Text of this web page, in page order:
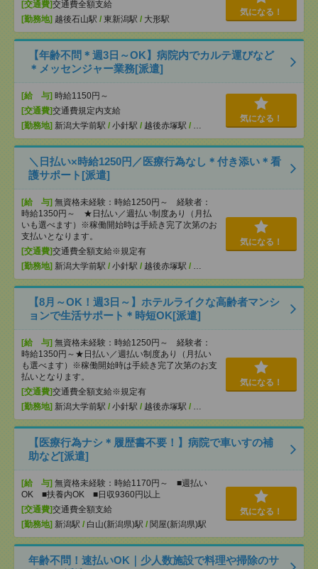
[交通費]交通費全額支給
[勤務地] 越後石山駅 / 東新潟駅 / 大形駅
気になる！
【年齢不問＊週3日～OK】病院内でカルテ運びなど
＊メッセンジャー業務[派遣]
[給 与] 時給1150円～
[交通費]交通費規定内支給
[勤務地] 新潟大学前駅 / 小針駅 / 越後赤塚駅 / …
気になる！
＼日払い×時給1250円／医療行為なし＊付き添い＊看
護サポート[派遣]
[給 与] 無資格未経験：時給1250円～ 経験者：
時給1350円～ ★日払い／週払い制度あり（月払
いも選べます）※稼働開始時は手続き完了次第のお
支払いとなります。
[交通費]交通費全額支給※規定有
[勤務地] 新潟大学前駅 / 小針駅 / 越後赤塚駅 / …
気になる！
【8月～OK！週3日～】ホテルライクな高齢者マンシ
ョンで生活サポート＊時短OK[派遣]
[給 与] 無資格未経験：時給1250円～ 経験者：
時給1350円～★日払い／週払い制度あり（月払い
も選べます）※稼働開始時は手続き完了次第のお支
払いとなります。
[交通費]交通費全額支給※規定有
[勤務地] 新潟大学前駅 / 小針駅 / 越後赤塚駅 / …
気になる！
【医療行為ナシ＊履歴書不要！】病院で車いすの補
助など[派遣]
[給 与] 無資格未経験：時給1170円～ ■週払い
OK ■扶養内OK ■日収9360円以上
[交通費]交通費全額支給
[勤務地] 新潟駅 / 白山(新潟県)駅 / 関屋(新潟県)駅
気になる！
年齢不問！速払いOK｜少人数施設で料理や掃除のサ